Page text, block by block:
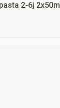
2-6j 2x50ml